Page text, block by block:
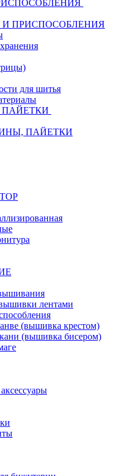
И ПРИСПОСОБЛЕНИЯ
для шитья
ПАЙЕТКИ
ПАЙЕТКИ
лентами
(вышивка крестом)
(вышивка бисером)